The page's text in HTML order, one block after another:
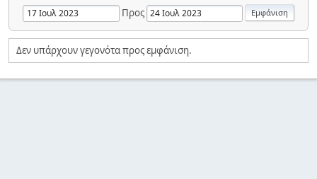
Προς
Δεν υπάρχουν γεγονότα προς εμφάνιση.